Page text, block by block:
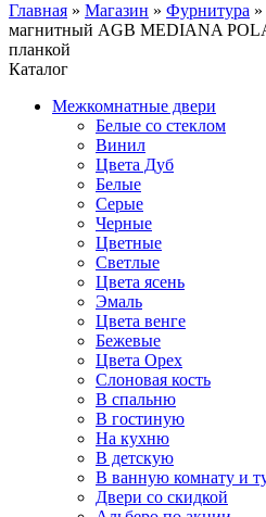
Главная » Магазин » Фурнитура »
магнитный AGB MEDIANA
планкой
Каталог
Межкомнатные двери
Белые со стеклом
Винил
Цвета Дуб
Белые
Серые
Черные
Цветные
Светлые
Цвета ясень
Эмаль
Цвета венге
Бежевые
Цвета Орех
Слоновая кость
В спальню
В гостиную
На кухню
В детскую
В ванную комнату и
Двери со скидкой